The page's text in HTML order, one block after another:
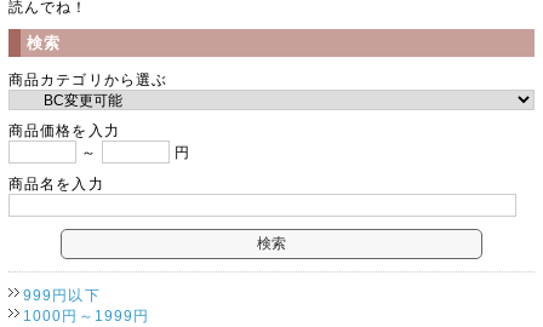
読んでね！
検索
商品カテゴリから選ぶ
商品価格を入力
～
円
商品名を入力
999円以下
1000円～1999円